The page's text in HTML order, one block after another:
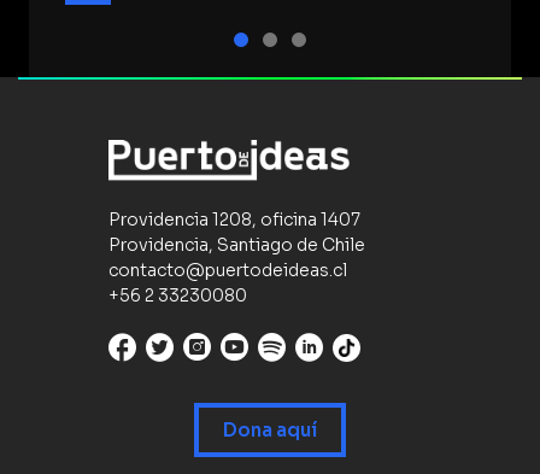
Providencia 1208, oficina 1407
Providencia, Santiago de Chile
contacto@puertodeideas.cl
+56 2 33230080
Dona aquí